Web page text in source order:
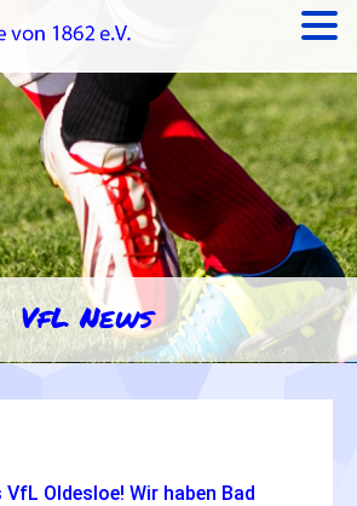
VfL News
VfL Oldesloe! Wir haben Bad